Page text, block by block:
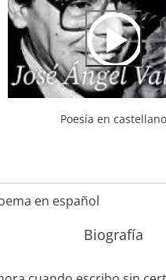
Url
Poesía en castellano
en español
Biografía